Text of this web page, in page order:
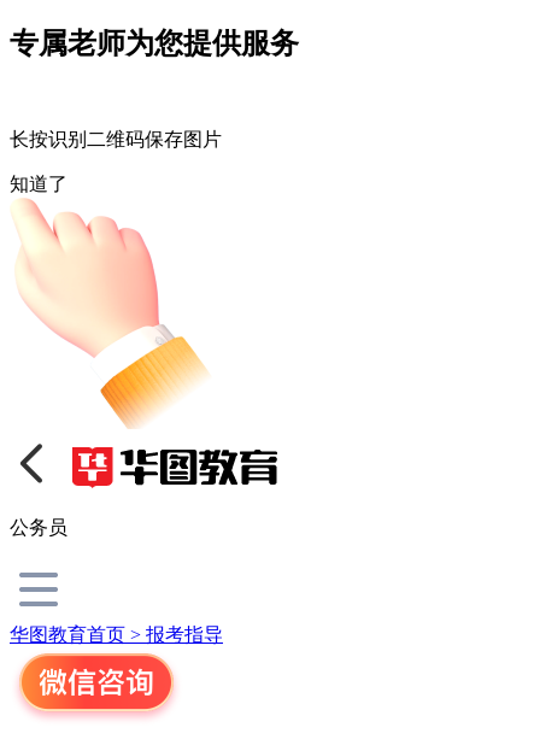
专属老师为您提供服务
长按识别二维码保存图片
知道了
公务员
华图教育首页 > 报考指导